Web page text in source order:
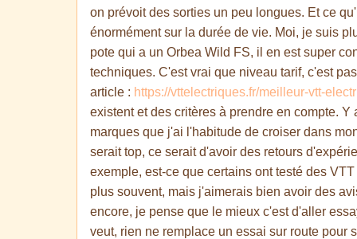
on prévoit des sorties un peu longues. Et ce
énormément sur la durée de vie. Moi, je suis
pote qui a un Orbea Wild FS, il en est super
techniques. C'est vrai que niveau tarif, c'est
article : https://vttelectriques.fr/meilleur-vtt-
existent et des critères à prendre en compte.
marques que j'ai l'habitude de croiser dans
serait top, ce serait d'avoir des retours
exemple, est-ce que certains ont testé des
plus souvent, mais j'aimerais bien avoir des
encore, je pense que le mieux c'est d'aller
veut, rien ne remplace un essai sur route pour